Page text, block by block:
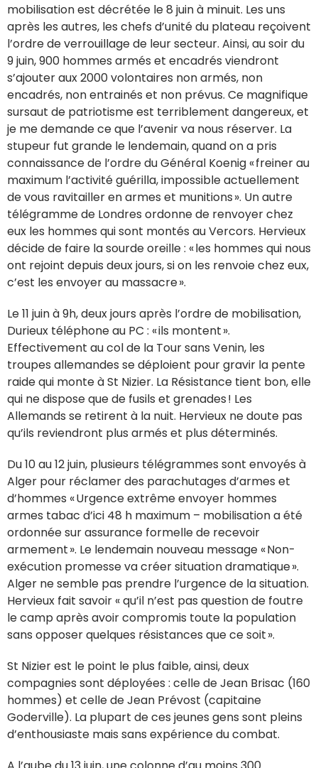
mobilisation est décrétée le 8 juin à minuit. Les uns
après les autres, les chefs d’unité du plateau reçoivent
l’ordre de verrouillage de leur secteur. Ainsi, au soir du
9 juin, 900 hommes armés et encadrés viendront
s’ajouter aux 2000 volontaires non armés, non
encadrés, non entrainés et non prévus. Ce magnifique
sursaut de patriotisme est terriblement dangereux, et
je me demande ce que l’avenir va nous réserver. La
stupeur fut grande le lendemain, quand on a pris
connaissance de l’ordre du Général Koenig « freiner au
maximum l’activité guérilla, impossible actuellement
de vous ravitailler en armes et munitions ». Un autre
télégramme de Londres ordonne de renvoyer chez
eux les hommes qui sont montés au Vercors. Hervieux
décide de faire la sourde oreille : « les hommes qui nous
ont rejoint depuis deux jours, si on les renvoie chez eux,
c’est les envoyer au massacre ».
Le 11 juin à 9h, deux jours après l’ordre de mobilisation,
Durieux téléphone au PC : « ils montent ».
Effectivement au col de la Tour sans Venin, les
troupes allemandes se déploient pour gravir la pente
raide qui monte à St Nizier. La Résistance tient bon, elle
qui ne dispose que de fusils et grenades ! Les
Allemands se retirent à la nuit. Hervieux ne doute pas
qu’ils reviendront plus armés et plus déterminés.
Du 10 au 12 juin, plusieurs télégrammes sont envoyés à
Alger pour réclamer des parachutages d’armes et
d’hommes « Urgence extrême envoyer hommes
armes tabac d’ici 48 h maximum – mobilisation a été
ordonnée sur assurance formelle de recevoir
armement ». Le lendemain nouveau message « Non-
exécution promesse va créer situation dramatique ».
Alger ne semble pas prendre l’urgence de la situation.
Hervieux fait savoir « qu’il n’est pas question de foutre
le camp après avoir compromis toute la population
sans opposer quelques résistances que ce soit ».
St Nizier est le point le plus faible, ainsi, deux
compagnies sont déployées : celle de Jean Brisac (160
hommes) et celle de Jean Prévost (capitaine
Goderville). La plupart de ces jeunes gens sont pleins
d’enthousiaste mais sans expérience du combat.